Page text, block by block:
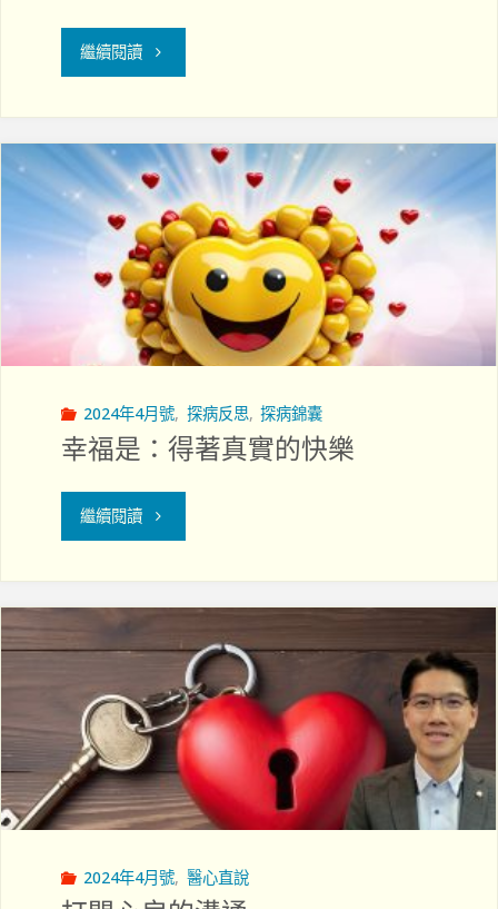
繼續閱讀"從
人
的
角
度
看
2024年4月號, 探病反思, 探病錦囊
幸福是：得著真實的快樂
繼續閱讀"幸
是：
得
著
真
實
快
2024年4月號, 醫心直說